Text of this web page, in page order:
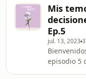
victorias.
nosotras.
acerca de
nuestras
usarlas
Únete con
Mis
Ep.5
jul. 13, 2023
episodio 5